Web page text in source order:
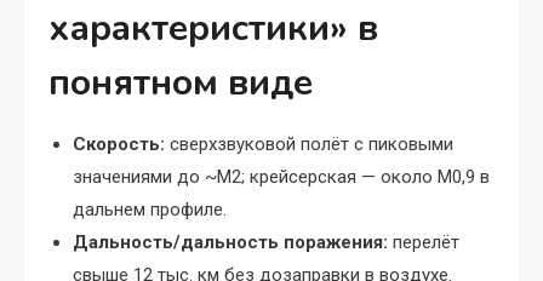
характеристики» в
понятном виде
Скорость: сверхзвуковой полёт с пиковыми
значениями до ~М2; крейсерская — около М0,9 в
дальнем профиле.
Дальность/дальность поражения: перелёт
свыше 12 тыс. км без дозаправки в воздухе.